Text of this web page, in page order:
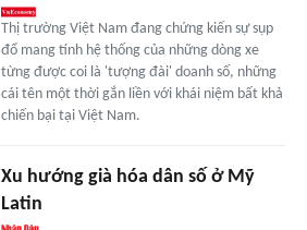
Thị trường Việt Nam đang chứng kiến sự sụp
đổ mang tính hệ thống của những dòng xe
từng được coi là 'tượng đài' doanh số, những
cái tên một thời gắn liền với khái niệm bất khả
chiến bại tại Việt Nam.
Xu hướng già hóa dân số ở Mỹ
Latin